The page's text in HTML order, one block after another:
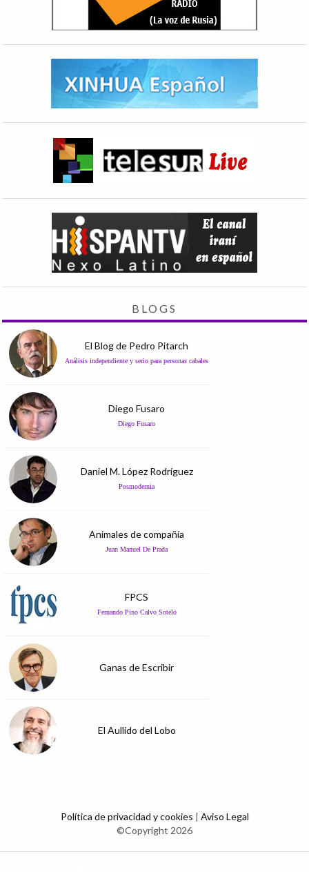
BLOGS
El Blog de Pedro Pitarch
Análisis independiente y serio para personas cabales
Diego Fusaro
Diego Fusaro
Daniel M. López Rodríguez
Posmodernia
Animales de compañía
Juan Manuel De Prada
FPCS
Fernando Pino Calvo Sotelo
Ganas de Escribir
El Aullido del Lobo
Política de privacidad y cookies | Aviso Legal
©Copyright 2026